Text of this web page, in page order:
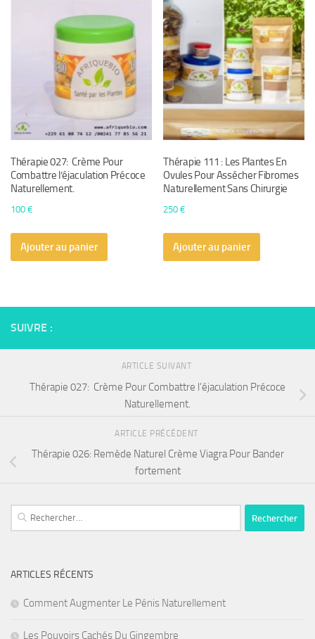
Thérapie 027: Crème Pour
Combattre l’éjaculation Précoce
Naturellement.
100 €
Ajouter au panier
Thérapie 111 : Les Plantes En
Ovules Pour Assécher Fibromes
Naturellement Sans Chirurgie
250€
Ajouter au panier
SUIVRE :
ARTICLE SUIVANT
Thérapie 027: Crème Pour Combattre l’éjaculation Précoce
Naturellement.
ARTICLE PRÉCÉDENT
Thérapie 026: Remède Naturel Crème Viagra Pour Bander
fortement
Rechercher :
ARTICLES RÉCENTS
Comment Augmenter Le Pénis Naturellement
Les Pouvoirs Cachés Du Gingembre